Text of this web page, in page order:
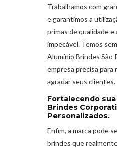
Trabalhamos com
e garantimos a
primas de qualidade e
impecável. Temos
Alumínio Brindes São
empresa precisa para
agradar seus clientes.
Fortalecendo
Brindes
Personalizados.
Enfim, a marca pode
brindes que